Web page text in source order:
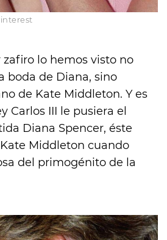
zafiro lo hemos visto no
boda de Diana, sino
de Kate Middleton. Y es
Carlos III le pusiera el
Diana Spencer, éste
Middleton cuando
del primogénito de la